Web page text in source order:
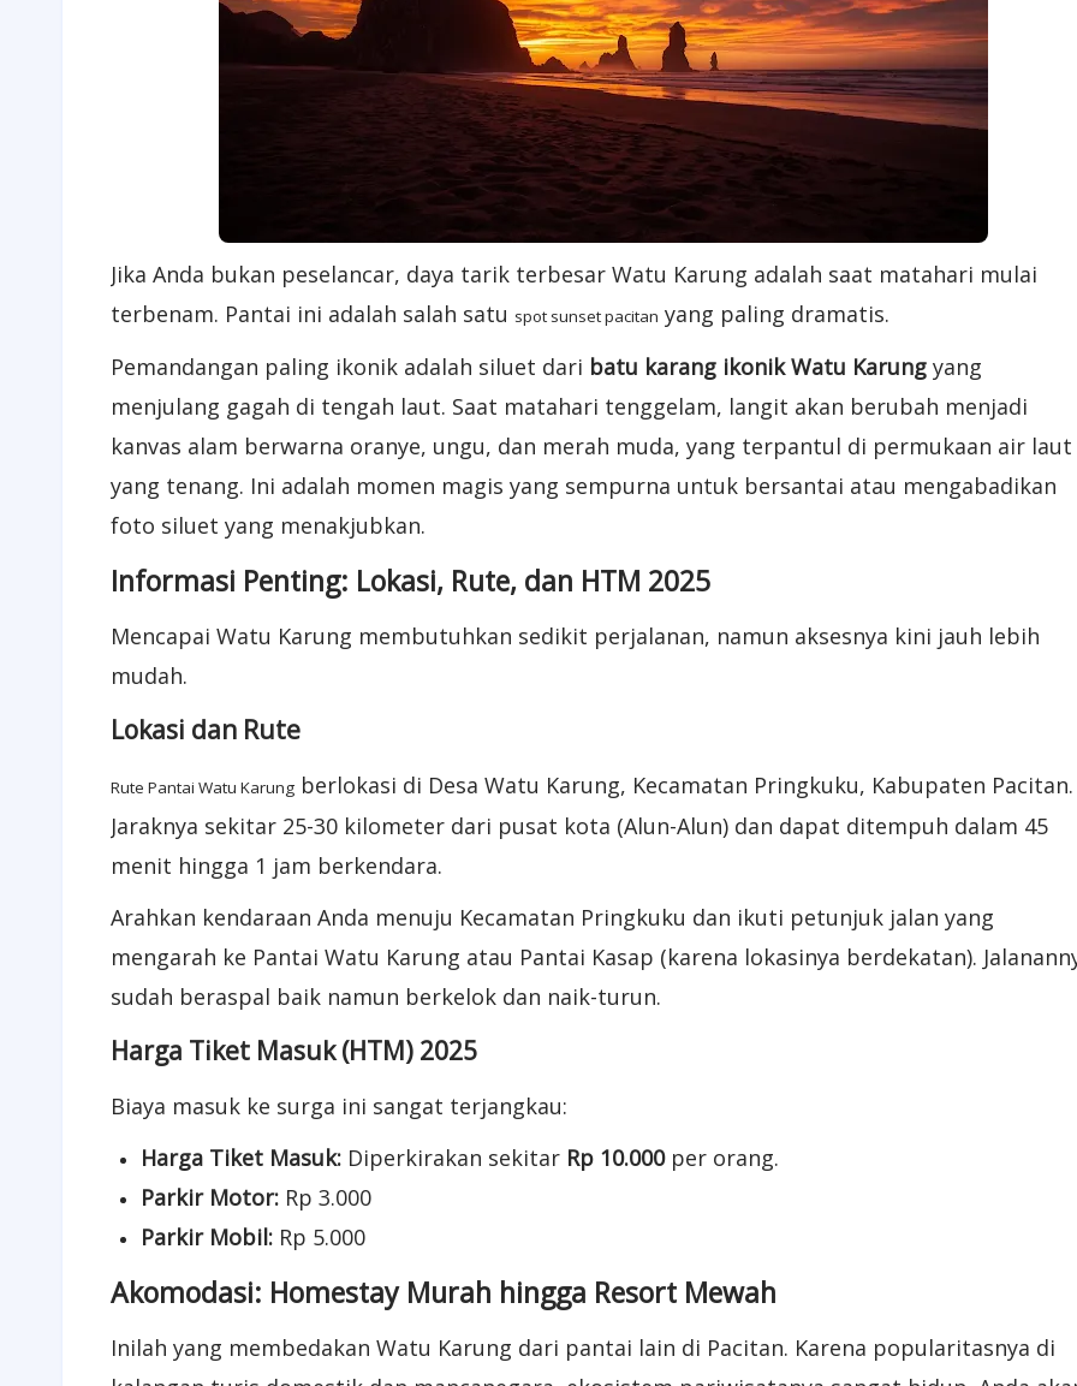
Jika Anda bukan peselancar, daya tarik terbesar Watu Karung adalah saat matahari mulai
terbenam. Pantai ini adalah salah satu spot sunset pacitan yang paling dramatis.
Pemandangan paling ikonik adalah siluet dari batu karang ikonik Watu Karung yang
menjulang gagah di tengah laut. Saat matahari tenggelam, langit akan berubah menjadi
kanvas alam berwarna oranye, ungu, dan merah muda, yang terpantul di permukaan air laut
yang tenang. Ini adalah momen magis yang sempurna untuk bersantai atau mengabadikan
foto siluet yang menakjubkan.
Informasi Penting: Lokasi, Rute, dan HTM 2025
Mencapai Watu Karung membutuhkan sedikit perjalanan, namun aksesnya kini jauh lebih
mudah.
Lokasi dan Rute
Rute Pantai Watu Karung berlokasi di Desa Watu Karung, Kecamatan Pringkuku, Kabupaten Pacitan.
Jaraknya sekitar 25-30 kilometer dari pusat kota (Alun-Alun) dan dapat ditempuh dalam 45
menit hingga 1 jam berkendara.
Arahkan kendaraan Anda menuju Kecamatan Pringkuku dan ikuti petunjuk jalan yang
mengarah ke Pantai Watu Karung atau Pantai Kasap (karena lokasinya berdekatan).
sudah beraspal baik namun berkelok dan naik-turun.
Harga Tiket Masuk (HTM) 2025
Biaya masuk ke surga ini sangat terjangkau:
Harga Tiket Masuk: Diperkirakan sekitar Rp 10.000per orang.
Parkir Motor: Rp 3.000
Parkir Mobil: Rp 5.000
Akomodasi: Homestay Murah hingga Resort Mewah
Inilah yang membedakan Watu Karung dari pantai lain di Pacitan. Karena popularitasnya di